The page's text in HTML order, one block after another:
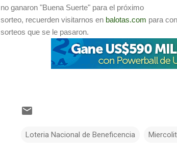
no ganaron "Buena Suerte" para el próximo
sorteo, recuerden visitarnos en balotas.com para
sorteos que se le pasaron.
Loteria Nacional de Beneficencia